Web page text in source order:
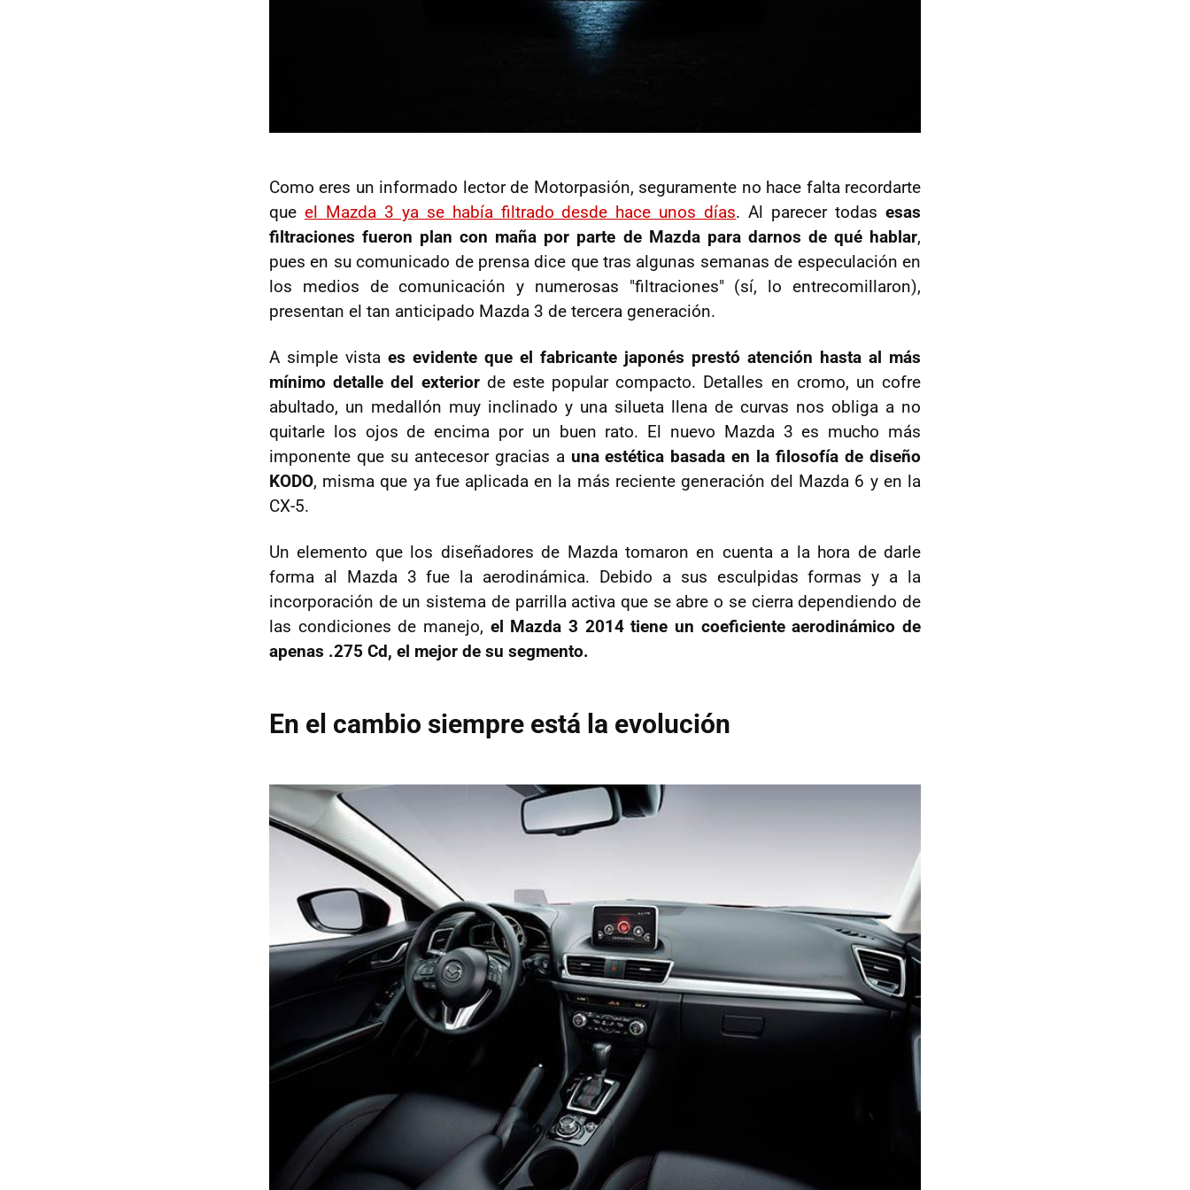
Como eres un informado lector de Motorpasión, seguramente no hace falta recordarte
que el Mazda 3 ya se había filtrado desde hace unos días. Al parecer todasesas
filtraciones fueron plan con maña por parte de Mazda para darnos de qué hablar,
pues en su comunicado de prensa dice que tras algunas semanas de especulación en
los medios de comunicación y numerosas "filtraciones" (sí, lo entrecomillaron),
presentan el tan anticipado Mazda 3 de tercera generación.
A simple vista es evidente que el fabricante japonés prestó atención hasta al más
mínimo detalle del exteriorde este popular compacto. Detalles en cromo, un cofre
abultado, un medallón muy inclinado y una silueta llena de curvas nos obliga a no
quitarle los ojos de encima por un buen rato. El nuevo Mazda 3 es mucho más
imponente que su antecesor gracias a una estética basada en la filosofía de diseño
KODO, misma que ya fue aplicada en la más reciente generación del Mazda 6 y en la
CX-5.
Un elemento que los diseñadores de Mazda tomaron en cuenta a la hora de darle
forma al Mazda 3 fue la aerodinámica. Debido a sus esculpidas formas y a la
incorporación de un sistema de parrilla activa que se abre o se cierra dependiendo de
las condiciones de manejo, el Mazda 3 2014 tiene un coeficiente aerodinámico de
apenas .275 Cd, el mejor de su segmento.
En el cambio siempre está la evolución